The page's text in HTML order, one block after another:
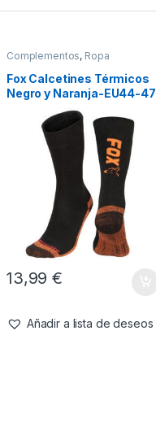
Complementos, Ropa
Fox Calcetines Térmicos
Negro y Naranja-EU44-47
13,99€
Añadir a lista de deseos